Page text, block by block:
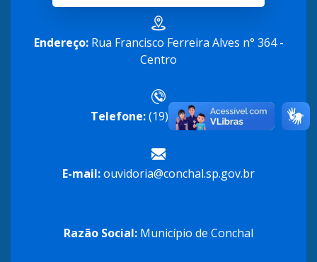
Endereço:Rua Francisco Ferreira Alves n° 364 -
Centro
Telefone:(19) 3866-8600
E-mail:ouvidoria@conchal.sp.gov.br
Razão Social: Município de Conchal